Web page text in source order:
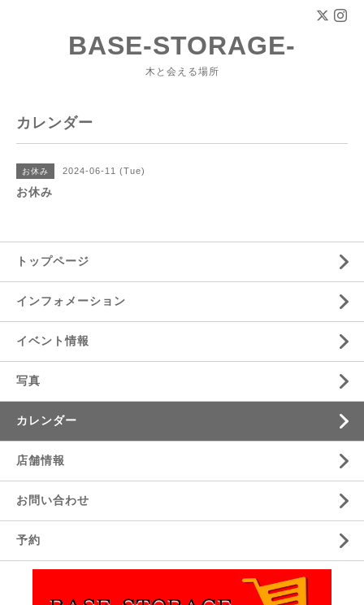
BASE-STORAGE-
木と会える場所
カレンダー
お休み 2024-06-11 (Tue)
お休み
トップページ
インフォメーション
イベント情報
写真
カレンダー
店舗情報
お問い合わせ
予約